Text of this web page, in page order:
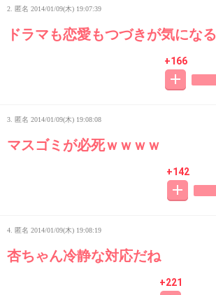
2. 匿名 2014/01/09(木) 19:07:39
ドラマも恋愛もつづきが気になる
+166
3. 匿名 2014/01/09(木) 19:08:08
マスゴミが必死ｗｗｗｗ
+142
4. 匿名 2014/01/09(木) 19:08:19
杏ちゃん冷静な対応だね
+221